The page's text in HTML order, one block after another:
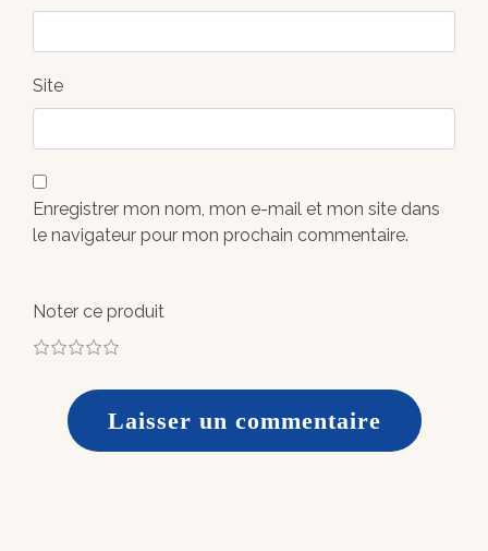
Site
Enregistrer mon nom, mon e-mail et mon site dans
le navigateur pour mon prochain commentaire.
Noter ce produit
5
4
3
2